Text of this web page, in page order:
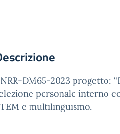
DM65-2023 progetto:
personale interno
e multilinguismo.